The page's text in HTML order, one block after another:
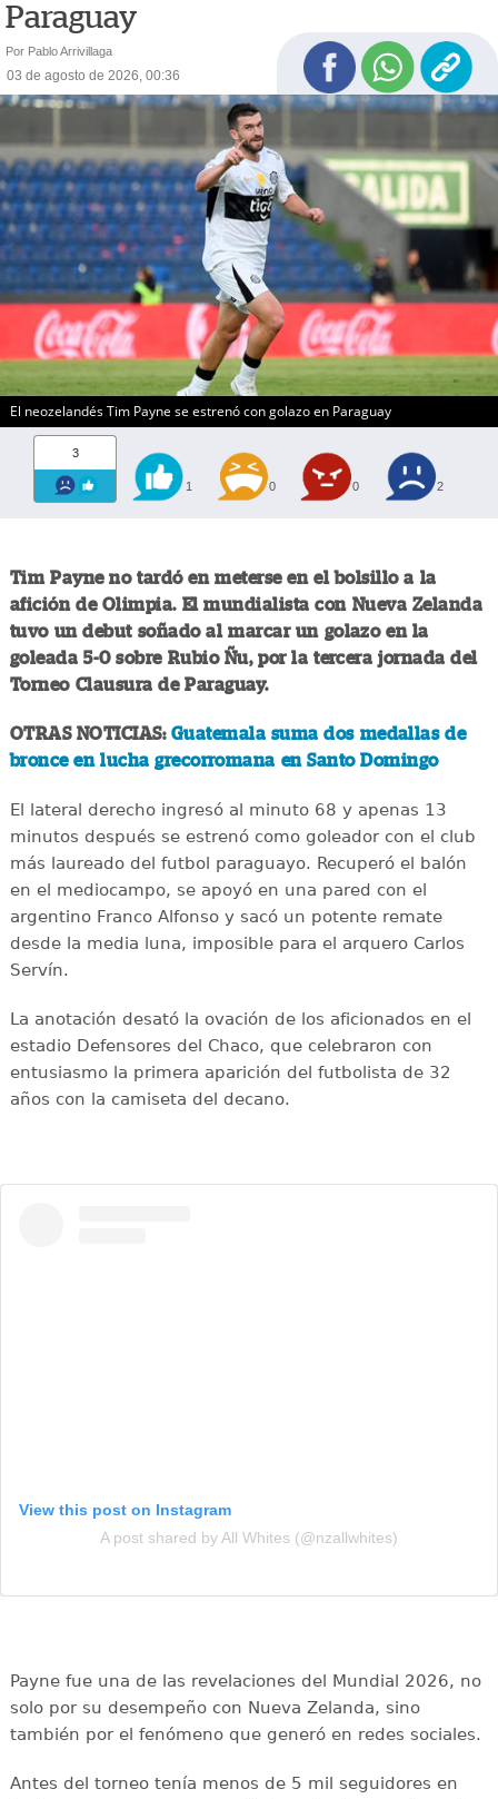
Paraguay
Por Pablo Arrivillaga
03 de agosto de 2026, 00:36
El neozelandés Tim Payne se estrenó con golazo en Paraguay
3
1 0 0 2
Tim Payne no tardó en meterse en el bolsillo a la
afición de Olimpia. El mundialista con Nueva Zelanda
tuvo un debut soñado al marcar un golazo en la
goleada 5-0 sobre Rubio Ñu, por la tercera jornada del
Torneo Clausura de Paraguay.
OTRAS NOTICIAS: Guatemala suma dos medallas de
bronce en lucha grecorromana en Santo Domingo
El lateral derecho ingresó al minuto 68 y apenas 13
minutos después se estrenó como goleador con el club
más laureado del futbol paraguayo. Recuperó el balón
en el mediocampo, se apoyó en una pared con el
argentino Franco Alfonso y sacó un potente remate
desde la media luna, imposible para el arquero Carlos
Servín.
La anotación desató la ovación de los aficionados en el
estadio Defensores del Chaco, que celebraron con
entusiasmo la primera aparición del futbolista de 32
años con la camiseta del decano.
View this post on Instagram
A post shared by All Whites (@nzallwhites)
Payne fue una de las revelaciones del Mundial 2026, no
solo por su desempeño con Nueva Zelanda, sino
también por el fenómeno que generó en redes sociales.
Antes del torneo tenía menos de 5 mil seguidores en